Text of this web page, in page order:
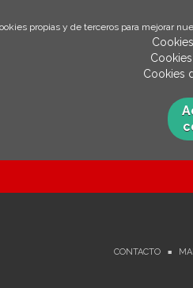
propias y de terceros para mejorar
Cookies
CONTACTO